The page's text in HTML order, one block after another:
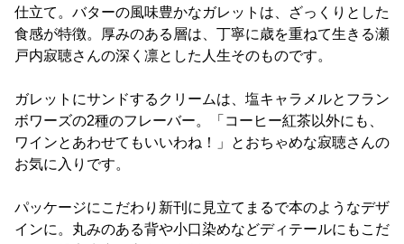
仕立て。バターの風味豊かなガレットは、ざっくりとした
食感が特徴。厚みのある層は、丁寧に歳を重ねて生きる瀬
戸内寂聴さんの深く凛とした人生そのものです。
ガレットにサンドするクリームは、塩キャラメルとフラン
ボワーズの2種のフレーバー。「コーヒー紅茶以外にも、
ワインとあわせてもいいわね！」とおちゃめな寂聴さんの
お気に入りです。
パッケージにこだわり新刊に見立てまるで本のようなデザ
インに。丸みのある背や小口染めなどディテールにもこだ